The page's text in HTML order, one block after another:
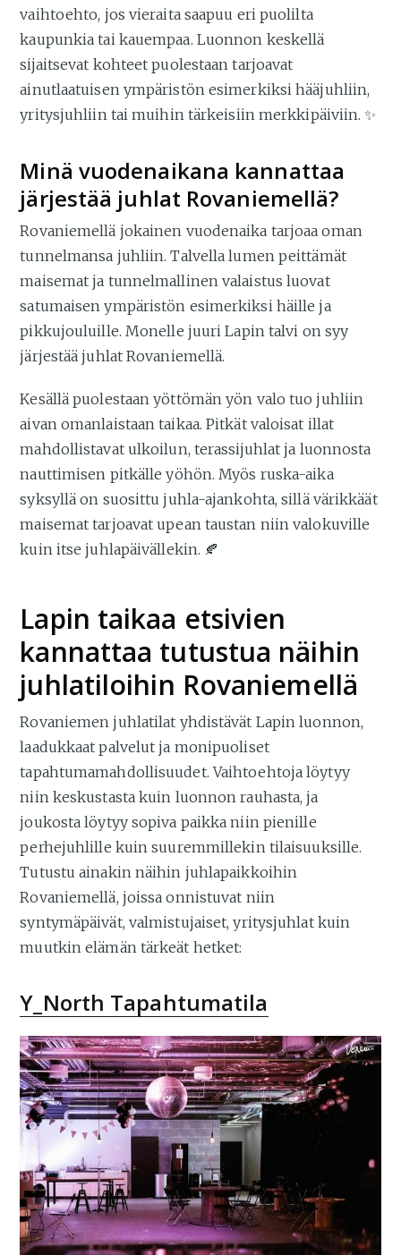
vaihtoehto, jos vieraita saapuu eri puolilta
kaupunkia tai kauempaa. Luonnon keskellä
sijaitsevat kohteet puolestaan tarjoavat
ainutlaatuisen ympäristön esimerkiksi hääjuhliin,
yritysjuhliin tai muihin tärkeisiin merkkipäiviin. ✨
Minä vuodenaikana kannattaa
järjestää juhlat Rovaniemellä?
Rovaniemellä jokainen vuodenaika tarjoaa oman
tunnelmansa juhliin. Talvella lumen peittämät
maisemat ja tunnelmallinen valaistus luovat
satumaisen ympäristön esimerkiksi häille ja
pikkujouluille. Monelle juuri Lapin talvi on syy
järjestää juhlat Rovaniemellä.
Kesällä puolestaan yöttömän yön valo tuo juhliin
aivan omanlaistaan taikaa. Pitkät valoisat illat
mahdollistavat ulkoilun, terassijuhlat ja luonnosta
nauttimisen pitkälle yöhön. Myös ruska-aika
syksyllä on suosittu juhla-ajankohta, sillä värikkäät
maisemat tarjoavat upean taustan niin valokuville
kuin itse juhlapäivällekin. 🍂
Lapin taikaa etsivien
kannattaa tutustua näihin
juhlatiloihin Rovaniemellä
Rovaniemen juhlatilat yhdistävät Lapin luonnon,
laadukkaat palvelut ja monipuoliset
tapahtumamahdollisuudet. Vaihtoehtoja löytyy
niin keskustasta kuin luonnon rauhasta, ja
joukosta löytyy sopiva paikka niin pienille
perhejuhlille kuin suuremmillekin tilaisuuksille.
Tutustu ainakin näihin juhlapaikkoihin
Rovaniemellä, joissa onnistuvat niin
syntymäpäivät, valmistujaiset, yritysjuhlat kuin
muutkin elämän tärkeät hetket:
Y_North Tapahtumatila